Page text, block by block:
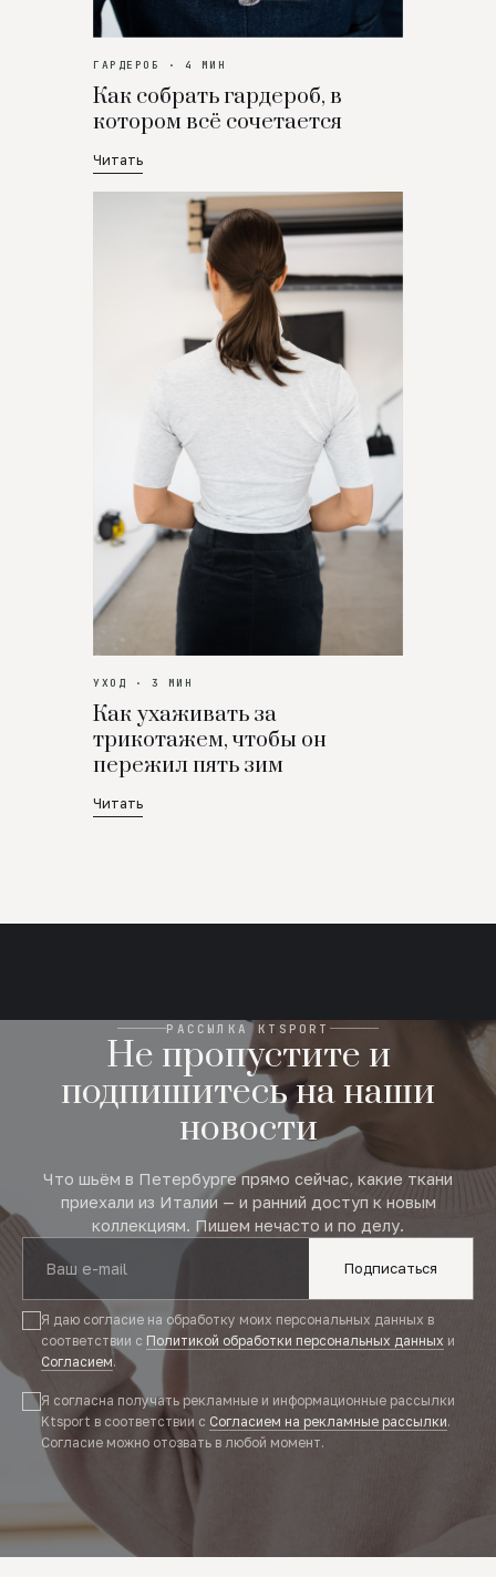
ГАРДЕРОБ · 4 МИН
Как собрать гардероб, в
котором всё сочетается
Читать
УХОД · 3 МИН
Как ухаживать за
трикотажем, чтобы он
пережил пять зим
Читать
РАССЫЛКА KTSPORT
Не пропустите и
подпишитесь на наши
новости
Что шьём в Петербурге прямо сейчас, какие ткани
приехали из Италии — и ранний доступ к новым
коллекциям. Пишем нечасто и по делу.
Подписаться
Я даю согласие на обработку моих персональных данных в
соответствии с Политикой обработки персональных данных и
Согласием.
Я согласна получать рекламные и информационные рассылки
Ktsport в соответствии с Согласием на рекламные рассылки.
Согласие можно отозвать в любой момент.